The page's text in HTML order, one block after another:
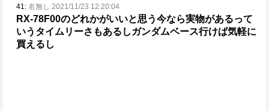
41: 名無し 2021/11/23 12:20:04
RX-78F00のどれかがいいと思う今なら実物があるって
いうタイムリーさもあるし ガンダムベース行けば気軽に
買えるし